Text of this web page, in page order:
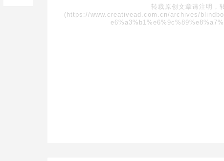
转载原创文章请注明，
(https://www.creativead.com.cn/archives/